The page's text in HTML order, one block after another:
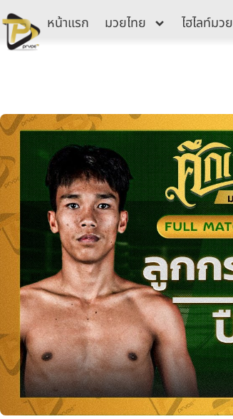
Skip
to
content
หน้าแรก มวยไทย ไฮไลท์มวย